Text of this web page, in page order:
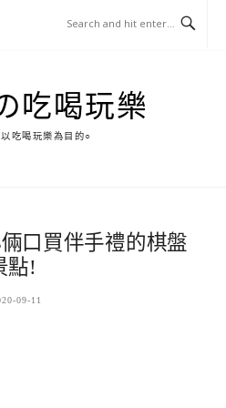
吃喝玩樂
吃喝玩樂為目的○
口買伴手禮的棋盤
點!
09-11